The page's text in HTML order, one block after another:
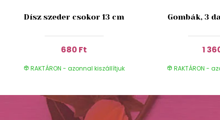
Dísz szeder csokor 13 cm
680 Ft
RAKTÁRON - azonnal kiszállítjuk
Gombák, 3
1
RAKTÁRON -